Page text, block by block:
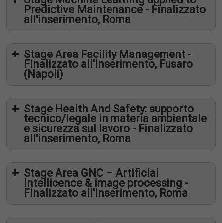
Predictive Maintenance - Finalizzato
all'inserimento, Roma
Stage Area Facility Management -
Finalizzato all'inserimento, Fusaro
(Napoli)
Stage Health And Safety: supporto
tecnico/legale in materia ambientale
e sicurezza sul lavoro - Finalizzato
all'inserimento, Roma
Stage Area GNC – Artificial
Intellicence & image processing -
Finalizzato all'inserimento, Roma